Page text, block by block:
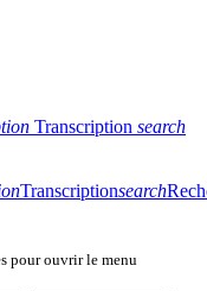
Transcription search
Transcriptionsearch
pour ouvrir le menu